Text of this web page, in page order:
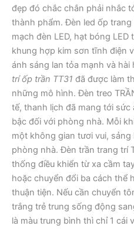
đẹp đó chắc chắn phải nhắc
thành phẩm. Đèn led ốp
mạch đèn LED, hạt bóng
khung hợp kim sơn tĩnh điện
ánh sáng lan tỏa mạnh và hài
trí ốp trần TT31 đã được làm
những mô hình. Đèn treo
tế, thanh lịch đã mang tới
bậc đối với phòng nhà. Mỗi
một không gian tươi vui,
phòng nhà. Đèn trần trang trí
thống điều khiển từ xa cầm
hoặc chuyển đổi ba cách thể
thuận tiện. Nếu cần chuyển
trắng trẻ trung sống động
là màu trung bình thì chỉ 1 cái